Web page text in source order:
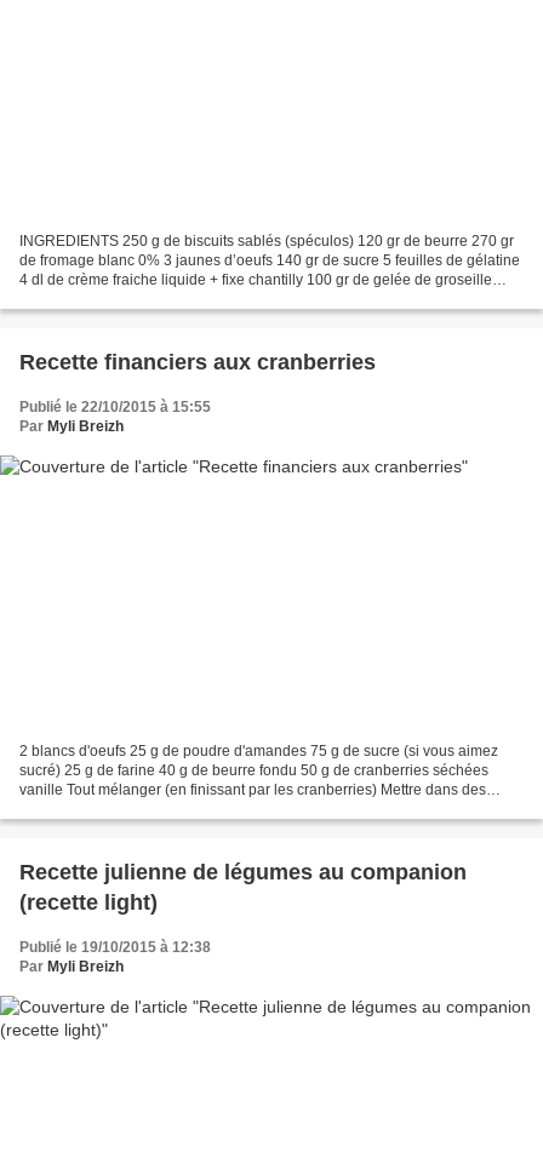
INGREDIENTS 250 g de biscuits sablés (spéculos) 120 gr de beurre 270 gr
de fromage blanc 0% 3 jaunes d’oeufs 140 gr de sucre 5 feuilles de gélatine
4 dl de crème fraiche liquide + fixe chantilly 100 gr de gelée de groseille
Recette financiers aux cranberries
Publié le 22/10/2015 à 15:55
Par Myli Breizh
2 blancs d'oeufs 25 g de poudre d'amandes 75 g de sucre (si vous aimez
sucré) 25 g de farine 40 g de beurre fondu 50 g de cranberries séchées
vanille Tout mélanger (en finissant par les cranberries) Mettre dans des
Recette julienne de légumes au companion
(recette light)
Publié le 19/10/2015 à 12:38
Par Myli Breizh